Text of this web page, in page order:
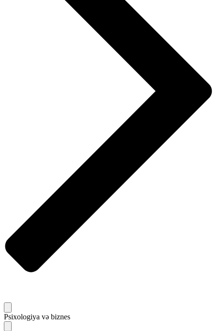
Psixologiya və biznes